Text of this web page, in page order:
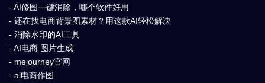
- AI修图一键消除，哪个软件好用
- 还在找电商背景图素材？用这款AI轻松解决
- 消除水印的AI工具
- AI电商 图片生成
- mejourney官网
- ai电商作图